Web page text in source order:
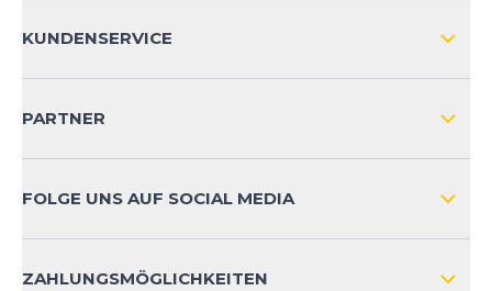
KUNDENSERVICE
KONTAKT
PARTNER
FOLGE UNS AUF SOCIAL MEDIA
ZAHLUNGSMÖGLICHKEITEN